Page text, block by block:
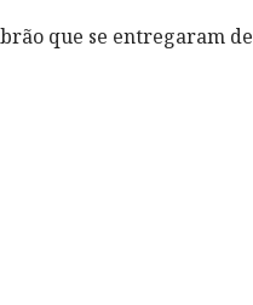
que se entregaram de